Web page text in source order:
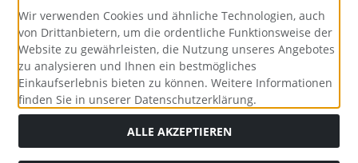
Wir verwenden Cookies und ähnliche Technologien, auch
von Drittanbietern, um die ordentliche Funktionsweise der
Website zu gewährleisten, die Nutzung unseres Angebotes
zu analysieren und Ihnen ein bestmögliches
Einkaufserlebnis bieten zu können. Weitere Informationen
finden Sie in unserer Datenschutzerklärung.
ALLE AKZEPTIEREN